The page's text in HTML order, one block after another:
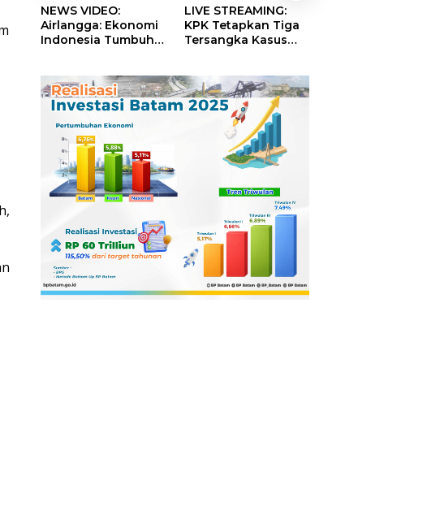
NEWS VIDEO:
Airlangga: Ekonomi
Indonesia Tumbuh
LIVE STREAMING:
KPK Tetapkan Tiga
Tersangka Kasus
Pertamina